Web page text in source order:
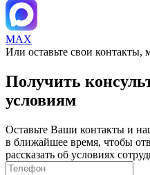
MAX
Или оставьте свои контакты,
Получить
условиям
Оставьте Ваши контакты и
в ближайшее время, чтобы
рассказать об условиях